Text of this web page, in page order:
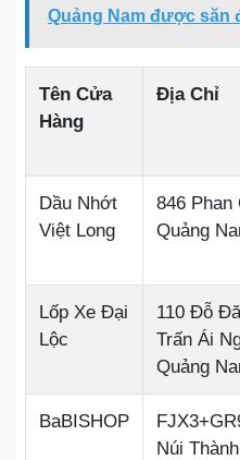
Quảng Nam được săn
Tên Cửa
Hàng
Địa Chỉ
Dầu Nhớt
Việt Long
846 Phan
Quảng
Lốp Xe Đại
Lộc
110 Đỗ
Trấn Ái
Quảng
BaBISHOP
Núi